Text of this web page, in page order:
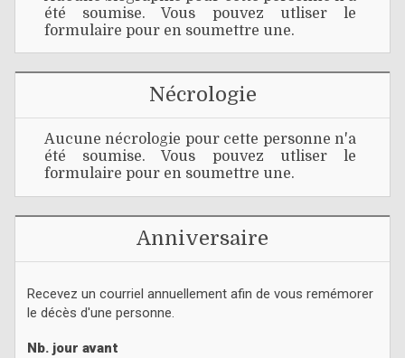
été soumise. Vous pouvez utliser le
formulaire pour en soumettre une.
Nécrologie
Aucune nécrologie pour cette personne n'a
été soumise. Vous pouvez utliser le
formulaire pour en soumettre une.
Anniversaire
Recevez un courriel annuellement afin de vous remémorer
le décès d'une personne.
Nb. jour avant